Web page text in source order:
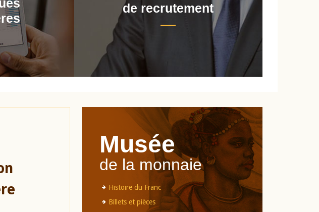
de recrutement
Musée
de la monnaie
Histoire du Franc
Billets et pièces